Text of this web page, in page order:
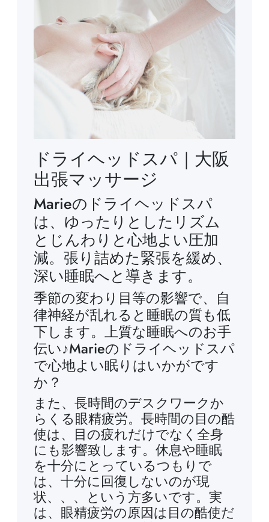
ドライヘッドスパ｜大阪
出張マッサージ
Marieのドライヘッドスパ
は、ゆったりとしたリズム
とじんわりと心地よい圧加
減。張り詰めた緊張を緩め、
深い睡眠へと導きます。
季節の変わり目等の影響で、自
律神経が乱れると睡眠の質も低
下します。上質な睡眠へのお手
伝い♪Marieのドライヘッドスパ
で心地よい眠りはいかがです
か？
また、長時間のデスクワークか
らくる眼精疲労。長時間の目の酷
使は、目の疲れだけでなく全身
にも影響致します。休息や睡眠
を十分にとっているつもりで
は、十分に回復しないのが現
状、、、という方多いです。実
は、眼精疲労の原因は目の酷使だ